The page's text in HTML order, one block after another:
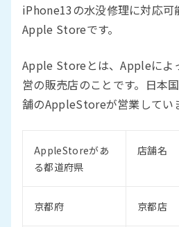
iPhone13の水没修理に対応可
Apple Storeです。
Apple Storeとは、Appleによ
営の販売店のことです。日本
舗のAppleStoreが営業してい
AppleStoreがあ
る都道府県
店舗名
京都府 京都店